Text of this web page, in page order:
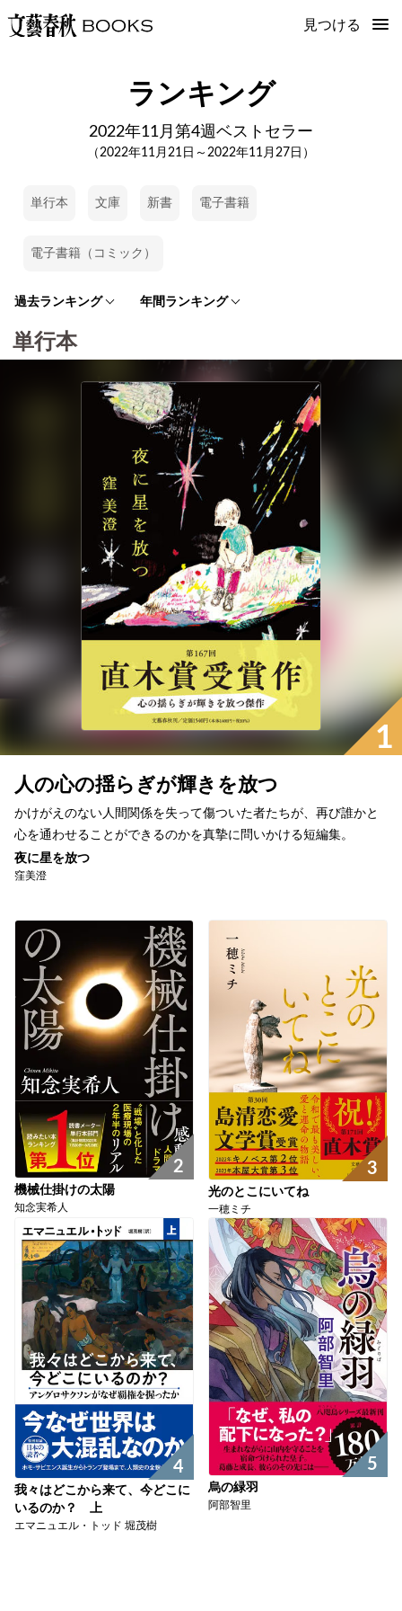
見つける
ランキング
2022年11月第4週ベストセラー
（2022年11月21日～2022年11月27日）
単行本 文庫 新書 電子書籍
電子書籍（コミック）
過去ランキング 年間ランキング
単行本
1
人の心の揺らぎが輝きを放つ
かけがえのない人間関係を失って傷ついた者たちが、再び誰かと
心を通わせることができるのかを真摯に問いかける短編集。
夜に星を放つ
窪美澄
2
機械仕掛けの太陽
知念実希人
3
光のとこにいてね
一穂ミチ
4
我々はどこから来て、今どこに
いるのか？ 上
エマニュエル・トッド 堀茂樹
5
烏の緑羽
阿部智里